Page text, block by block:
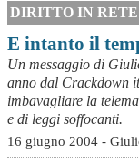
DIRITTO IN RETE
E intanto il
Un messaggio di
anno dal Crackdown
imbavagliare la
e di leggi soffocanti.
16 giugno 2004 -